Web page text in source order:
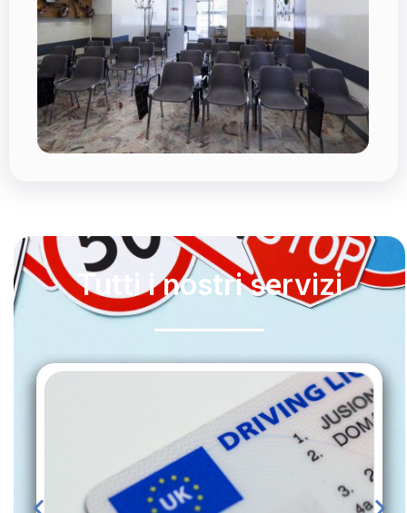
Tutti i nostri servizi